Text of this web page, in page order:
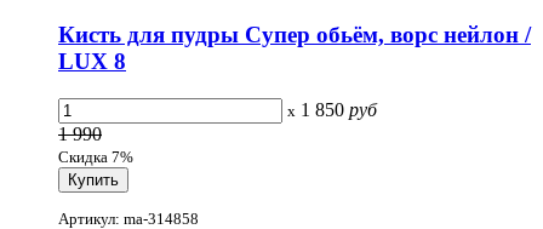
Кисть для пудры Супер обьём, ворс нейлон /
LUX 8
x 1 850 руб
1 990
Скидка 7%
Артикул: ma-314858